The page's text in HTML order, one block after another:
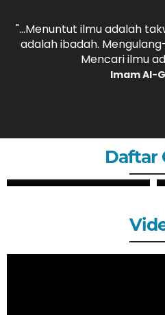
"...Menuntut ilmu adalah
adalah ibadah.
Mencari ilmu
Imam Al-
Daftar
ZHERY OKTANDI, S.Pd